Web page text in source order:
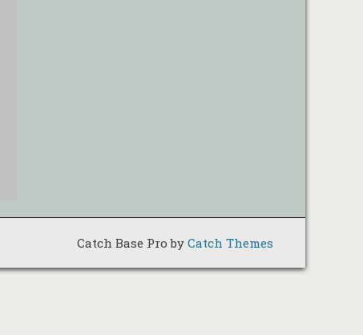
Catch Base Pro by Catch Themes